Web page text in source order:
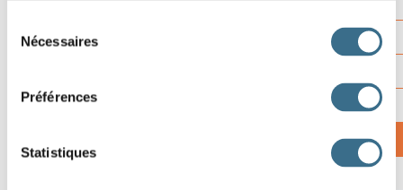
Nécessaires
Préférences
Statistiques
11